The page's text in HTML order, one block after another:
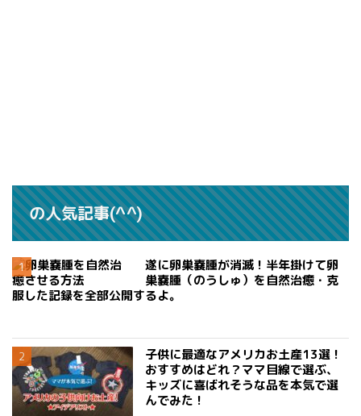
の人気記事(^^)
遂に卵巣嚢腫が消滅！半年掛けて卵
巣嚢腫（のうしゅ）を自然治癒・克
服した記録を全部公開するよ。
子供に最適なアメリカお土産13選！
おすすめはどれ？ママ目線で選ぶ、
キッズに喜ばれそうな品を本気で選
んでみた！